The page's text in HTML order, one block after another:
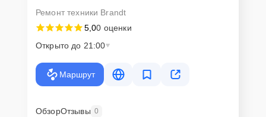
Ремонт техники Brandt
5,00 оценки
Открыто до 21:00
Маршрут
ОбзорОтзывы 0